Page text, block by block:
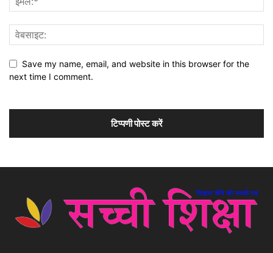
Save my name, email, and website in this browser for the
next time I comment.